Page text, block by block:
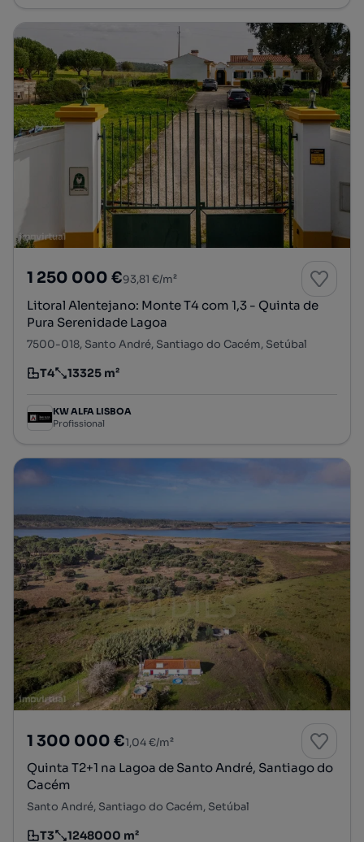
1 250 000 €93,81 €/m²
Litoral Alentejano: Monte T4 com 1,3 - Quinta de
Pura Serenidade Lagoa
7500-018, Santo André, Santiago do Cacém, Setúbal
Tipologia
T4
Preço por metro quadrado
13325 m²
KW ALFA LISBOA
Profissional
1 300 000 €1,04 €/m²
Quinta T2+1 na Lagoa de Santo André, Santiago do
Cacém
Santo André, Santiago do Cacém, Setúbal
T3 1248000 m²